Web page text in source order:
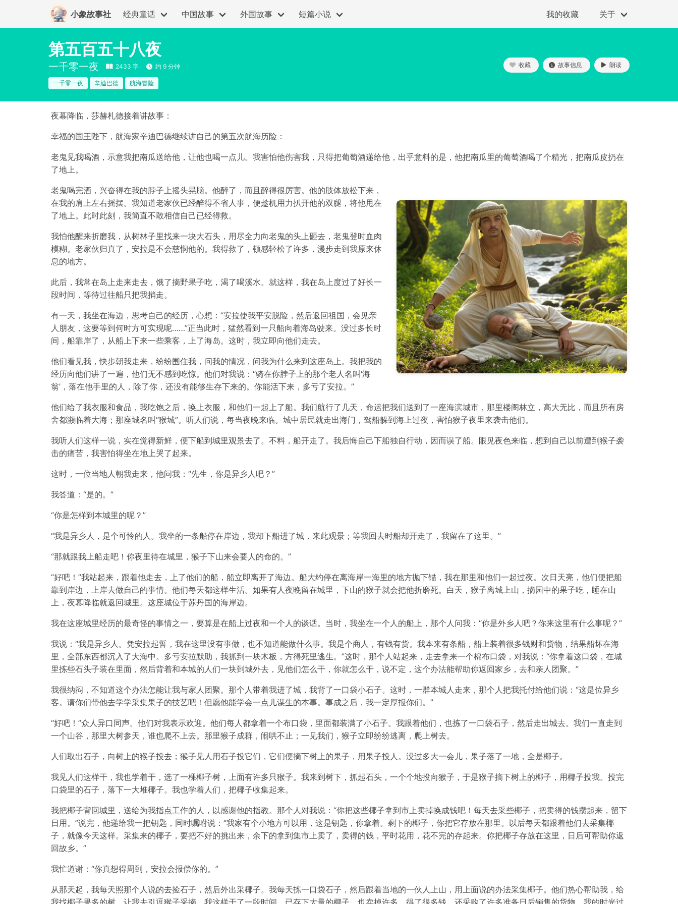
小象故事社 经典童话 中国故事 外国故事 短篇小说 我的收藏 关于
第五百五十八夜
一千零一夜 2433 字 约 9 分钟
一千零一夜 辛迪巴德 航海冒险
收藏 故事信息 朗读
夜幕降临，莎赫札德接着讲故事：
幸福的国王陛下，航海家辛迪巴德继续讲自己的第五次航海历险：
老鬼见我喝酒，示意我把南瓜送给他，让他也喝一点儿。我害怕他伤害我，只得把葡萄酒递给他，出乎意料的是，他把南瓜里的葡萄酒喝了个精光，把南瓜皮扔在
了地上。
老鬼喝完酒，兴奋得在我的脖子上摇头晃脑。他醉了，而且醉得很厉害。他的肢体放松下来，
在我的肩上左右摇摆。我知道老家伙已经醉得不省人事，便趁机用力扒开他的双腿，将他甩在
了地上。此时此刻，我简直不敢相信自己已经得救。
我怕他醒来折磨我，从树林子里找来一块大石头，用尽全力向老鬼的头上砸去，老鬼登时血肉
模糊。老家伙归真了，安拉是不会慈悯他的。我得救了，顿感轻松了许多，漫步走到我原来休
息的地方。
此后，我常在岛上走来走去，饿了摘野果子吃，渴了喝溪水。就这样，我在岛上度过了好长一
段时间，等待过往船只把我捎走。
有一天，我坐在海边，思考自己的经历，心想：“安拉使我平安脱险，然后返回祖国，会见亲
人朋友，这要等到何时方可实现呢……”正当此时，猛然看到一只船向着海岛驶来。没过多长时
间，船靠岸了，从船上下来一些乘客，上了海岛。这时，我立即向他们走去。
他们看见我，快步朝我走来，纷纷围住我，问我的情况，问我为什么来到这座岛上。我把我的
经历向他们讲了一遍，他们无不感到吃惊。他们对我说：“骑在你脖子上的那个老人名叫‘海
翁’，落在他手里的人，除了你，还没有能够生存下来的。你能活下来，多亏了安拉。”
他们给了我衣服和食品，我吃饱之后，换上衣服，和他们一起上了船。我们航行了几天，命运把我们送到了一座海滨城市，那里楼阁林立，高大无比，而且所有房
舍都濒临着大海；那座城名叫“猴城”。听人们说，每当夜晚来临。城中居民就走出海门，驾船躲到海上过夜，害怕猴子夜里来袭击他们。
我听人们这样一说，实在觉得新鲜，便下船到城里观景去了。不料，船开走了。我后悔自己下船独自行动，因而误了船。眼见夜色来临，想到自己以前遭到猴子袭
击的痛苦，我害怕得坐在地上哭了起来。
这时，一位当地人朝我走来，他问我：“先生，你是异乡人吧？”
我答道：“是的。”
“你是怎样到本城里的呢？”
“我是异乡人，是个可怜的人。我坐的一条船停在岸边，我却下船进了城，来此观景；等我回去时船却开走了，我留在了这里。”
“那就跟我上船走吧！你夜里待在城里，猴子下山来会要人的命的。”
“好吧！”我站起来，跟着他走去，上了他们的船，船立即离开了海边。船大约停在离海岸一海里的地方抛下锚，我在那里和他们一起过夜。次日天亮，他们便把船
靠到岸边，上岸去做自己的事情。他们每天都这样生活。如果有人夜晚留在城里，下山的猴子就会把他折磨死。白天，猴子离城上山，摘园中的果子吃，睡在山
上，夜幕降临就返回城里。这座城位于苏丹国的海岸边。
我在这座城里经历的最奇怪的事情之一，要算是在船上过夜和一个人的谈话。当时，我坐在一个人的船上，那个人问我：“你是外乡人吧？你来这里有什么事呢？”
我说：“我是异乡人。凭安拉起誓，我在这里没有事做，也不知道能做什么事。我是个商人，有钱有货。我本来有条船，船上装着很多钱财和货物，结果船坏在海
里，全部东西都沉入了大海中。多亏安拉默助，我抓到一块木板，方得死里逃生。”这时，那个人站起来，走去拿来一个棉布口袋，对我说：“你拿着这口袋，在城
里拣些石头子装在里面，然后背着和本城的人们一块到城外去，见他们怎么干，你就怎么干，说不定，这个办法能帮助你返回家乡，去和亲人团聚。”
我很纳闷，不知道这个办法怎能让我与家人团聚。那个人带着我进了城，我背了一口袋小石子。这时，一群本城人走来，那个人把我托付给他们说：“这是位异乡
客。请你们带他去学学采集果子的技艺吧！但愿他能学会一点儿谋生的本事。事成之后，我一定厚报你们。”
“好吧！”众人异口同声。他们对我表示欢迎。他们每人都拿着一个布口袋，里面都装满了小石子。我跟着他们，也拣了一口袋石子，然后走出城去。我们一直走到
一个山谷，那里大树参天，谁也爬不上去。那里猴子成群，闹哄不止；一见我们，猴子立即纷纷逃离，爬上树去。
人们取出石子，向树上的猴子投去；猴子见人用石子投它们，它们便摘下树上的果子，用果子投人。没过多大一会儿，果子落了一地，全是椰子。
我见人们这样干，我也学着干，选了一棵椰子树，上面有许多只猴子。我来到树下，抓起石头，一个个地投向猴子，于是猴子摘下树上的椰子，用椰子投我。投完
口袋里的石子，落下一大堆椰子。我也学着人们，把椰子收集起来。
我把椰子背回城里，送给为我指点工作的人，以感谢他的指教。那个人对我说：“你把这些椰子拿到市上卖掉换成钱吧！每天去采些椰子，把卖得的钱攒起来，留下
日用。”说完，他递给我一把钥匙，同时嘱咐说：“我家有个小地方可以用，这是钥匙，你拿着。剩下的椰子，你把它存放在那里。以后每天都跟着他们去采集椰
子，就像今天这样。采集来的椰子，要把不好的挑出来，余下的拿到集市上卖了，卖得的钱，平时花用，花不完的存起来。你把椰子存放在这里，日后可帮助你返
回故乡。”
我忙道谢：“你真想得周到，安拉会报偿你的。”
从那天起，我每天照那个人说的去捡石子，然后外出采椰子。我每天拣一口袋石子，然后跟着当地的一伙人上山，用上面说的办法采集椰子。他们热心帮助我，给
我找椰子果多的树，让我去引逗猴子采摘。我这样干了一段时间，已存下大量的椰子，也卖掉许多，得了很多钱，还采购了许多准备日后销售的货物。我的时光过